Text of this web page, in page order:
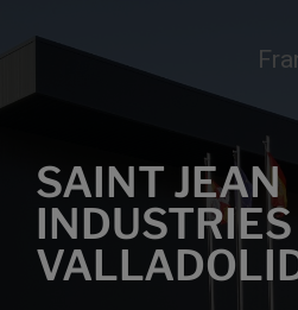
SAINT JEAN
INDUSTRIES